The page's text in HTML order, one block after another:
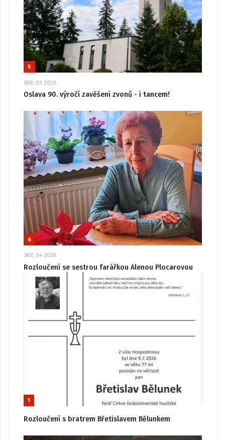
5
SRP, 03 2026
Oslava 90. výročí zavěšení zvonů - i tancem!
6
SRP, 04 2026
Rozloučení se sestrou farářkou Alenou Plocarovou
1
Rozloučení s bratrem Břetislavem Bělunkem